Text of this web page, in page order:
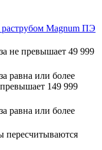
не превышает 49 999
равна или более
149 999
равна или более
пересчитываются